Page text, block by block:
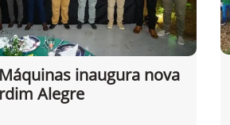
inaugura nova
Alegre